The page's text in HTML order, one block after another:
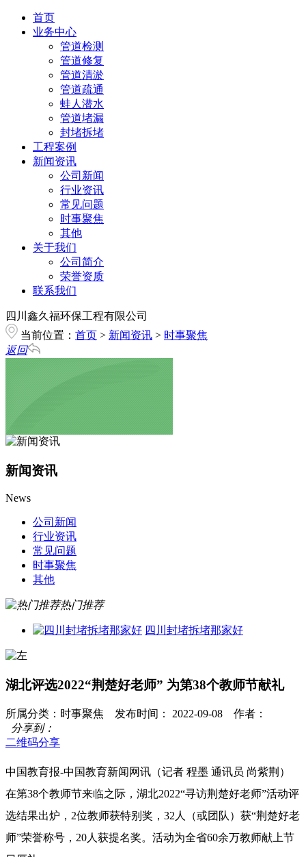
首页
业务中心
管道检测
管道修复
管道清淤
管道疏通
蛙人潜水
管道堵漏
封堵拆堵
工程案例
新闻资讯
公司新闻
行业资讯
常见问题
时事聚焦
其他
关于我们
公司简介
荣誉资质
联系我们
四川鑫久福环保工程有限公司
当前位置： 首页 > 新闻资讯 > 时事聚焦
返回
新闻资讯
News
公司新闻
行业资讯
常见问题
时事聚焦
其他
热门推荐
四川封堵拆堵那家好
湖北评选2022“荆楚好老师” 为第38个教师节献礼
所属分类：时事聚焦 发布时间： 2022-09-08 作者：
分享到：
二维码分享
中国教育报-中国教育新闻网讯（记者 程墨 通讯员 尚紫荆）
在第38个教师节来临之际，湖北2022“寻访荆楚好老师”活动评
选结果出炉，2位教师获特别奖，32人（或团队）获“荆楚好老
师”荣誉称号，20人获提名奖。活动为全省60余万教师献上节